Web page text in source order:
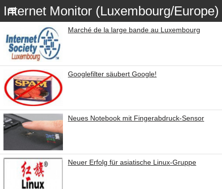
Internet Monitor (Luxembourg/Europe)
Marché de la large bande au Luxembourg
Googlefilter säubert Google!
Neues Notebook mit Fingerabdruck-Sensor
Neuer Erfolg für asiatische Linux-Gruppe